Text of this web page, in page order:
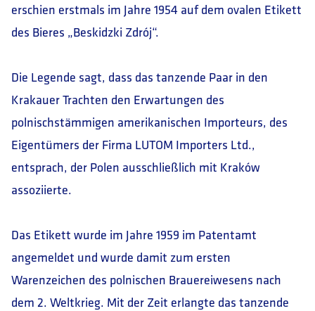
erschien erstmals im Jahre 1954 auf dem ovalen Etikett
des Bieres „Beskidzki Zdrój“.
Die Legende sagt, dass das tanzende Paar in den
Krakauer Trachten den Erwartungen des
polnischstämmigen amerikanischen Importeurs, des
Eigentümers der Firma LUTOM Importers Ltd.,
entsprach, der Polen ausschließlich mit Kraków
assoziierte.
Das Etikett wurde im Jahre 1959 im Patentamt
angemeldet und wurde damit zum ersten
Warenzeichen des polnischen Brauereiwesens nach
dem 2. Weltkrieg. Mit der Zeit erlangte das tanzende